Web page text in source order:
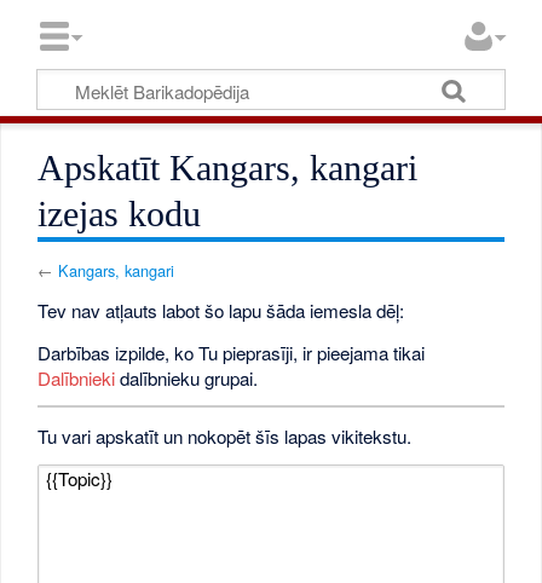
Apskatīt Kangars, kangari
izejas kodu
← Kangars, kangari
Tev nav atļauts labot šo lapu šāda iemesla dēļ:
Darbības izpilde, ko Tu pieprasīji, ir pieejama tikai
Dalībniekidalībnieku grupai.
Tu vari apskatīt un nokopēt šīs lapas vikitekstu.